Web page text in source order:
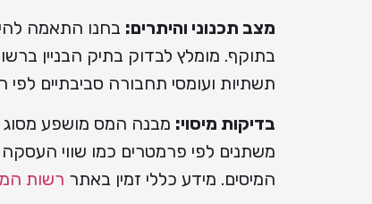
מצב תכנוני והיתרים: בחנו התאמה
בתוקף. מומלץ לבדוק בתיק הבניין
תשתיות ועומסי תחבורה סביבתיים לפי
בדיקות מיסוי: מבנה המס מושפע מסוג
משתנים לפי פרמטרים כמו שווי
המיסים. מידע כללי זמין באתר רשות